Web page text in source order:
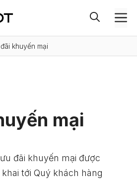
khuyến mại
mại
đãi khuyến mại được
tới Quý khách hàng